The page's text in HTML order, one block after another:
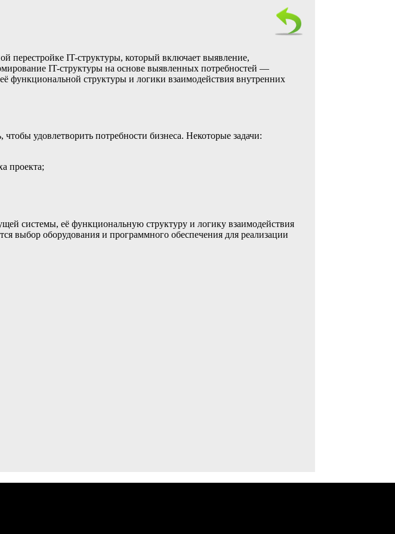
перестройке IT-структуры, который включает выявление,
IT-структуры на основе выявленных потребностей —
функциональной структуры и логики взаимодействия внутренних
удовлетворить потребности бизнеса. Некоторые задачи:
проекта;
системы, её функциональную структуру и логику взаимодействия
выбор оборудования и программного обеспечения для реализации